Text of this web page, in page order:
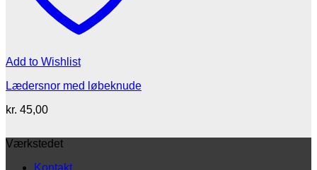
Add to Wishlist
Lædersnor med løbeknude
kr. 45,00
Værkstedet